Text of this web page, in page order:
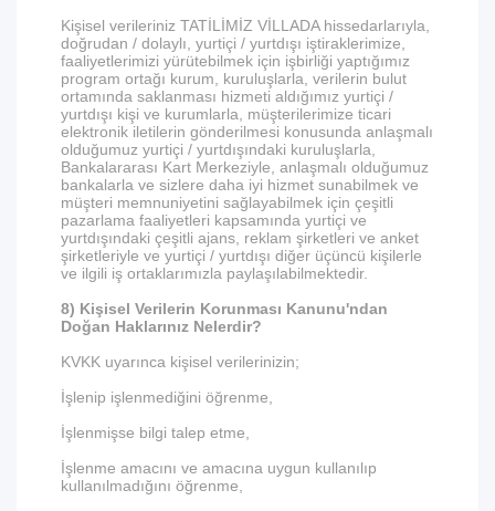
Kişisel verileriniz TATİLİMİZ VİLLADA hissedarlarıyla,
doğrudan / dolaylı, yurtiçi / yurtdışı iştiraklerimize,
faaliyetlerimizi yürütebilmek için işbirliği yaptığımız
program ortağı kurum, kuruluşlarla, verilerin bulut
ortamında saklanması hizmeti aldığımız yurtiçi /
yurtdışı kişi ve kurumlarla, müşterilerimize ticari
elektronik iletilerin gönderilmesi konusunda anlaşmalı
olduğumuz yurtiçi / yurtdışındaki kuruluşlarla,
Bankalararası Kart Merkeziyle, anlaşmalı olduğumuz
bankalarla ve sizlere daha iyi hizmet sunabilmek ve
müşteri memnuniyetini sağlayabilmek için çeşitli
pazarlama faaliyetleri kapsamında yurtiçi ve
yurtdışındaki çeşitli ajans, reklam şirketleri ve anket
şirketleriyle ve yurtiçi / yurtdışı diğer üçüncü kişilerle
ve ilgili iş ortaklarımızla paylaşılabilmektedir.
8) Kişisel Verilerin Korunması Kanunu'ndan
Doğan Haklarınız Nelerdir?
KVKK uyarınca kişisel verilerinizin;
İşlenip işlenmediğini öğrenme,
İşlenmişse bilgi talep etme,
İşlenme amacını ve amacına uygun kullanılıp
kullanılmadığını öğrenme,